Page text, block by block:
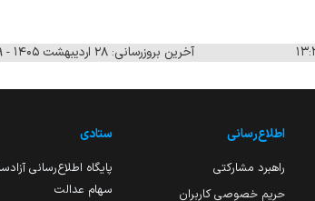
آخرین بروزرسانی: ۲۸ اردیبهشت ۱۴۰۵ - ۱۳:۳۹
اطلاع‌رسانی
راهبرد مشارکتی
حریم خصوصی کاربران
ستادی
پایگاه اطلاع‌رسانی
سهام عدالت